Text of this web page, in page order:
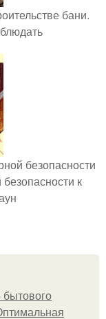
бани.
безопасности
к
бытового